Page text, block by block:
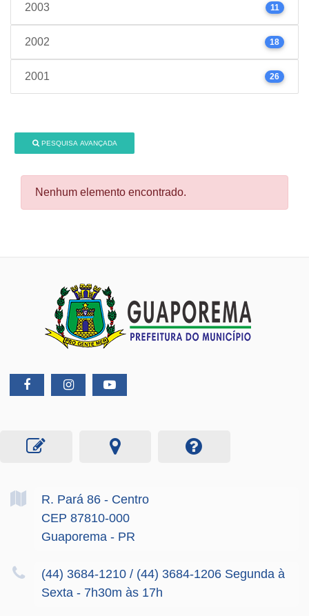
2003 11
2002 18
2001 26
PESQUISA AVANÇADA
Nenhum elemento encontrado.
R. Pará 86 - Centro
CEP 87810-000
Guaporema - PR
(44) 3684-1210 / (44) 3684-1206 Segunda à
Sexta - 7h30m às 17h